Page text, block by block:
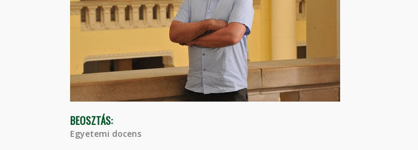
BEOSZTÁS:
Egyetemi docens